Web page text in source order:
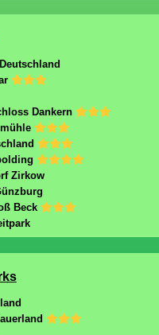
Dankern
Zirkow
Beck